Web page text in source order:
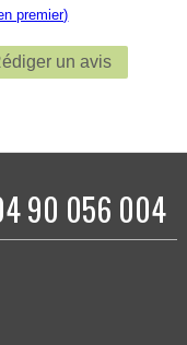
premier)
un avis
90 056 004